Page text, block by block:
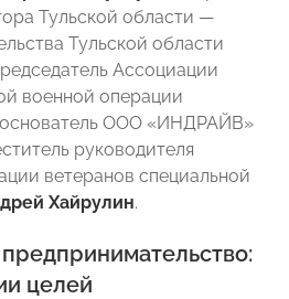
Тульской области —
Тульской области
Ассоциации
военной операции
основатель ООО «ИНДРАЙВ»
руководителя
ветеранов специальной
Хайрулин.
целей